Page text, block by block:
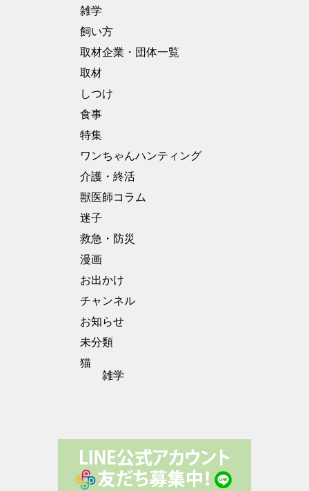
雑学
飼い方
取材企業・団体一覧
取材
しつけ
食事
特集
ワンちゃんハンティング
介護・終活
獣医師コラム
迷子
救急・防災
漫画
お出かけ
チャンネル
お知らせ
未分類
猫
雑学